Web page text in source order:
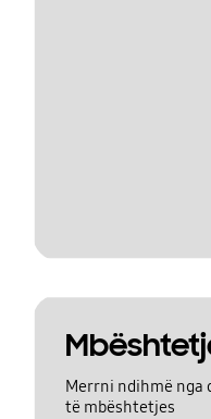
Merrni ndihmë nga
të mbështetjes